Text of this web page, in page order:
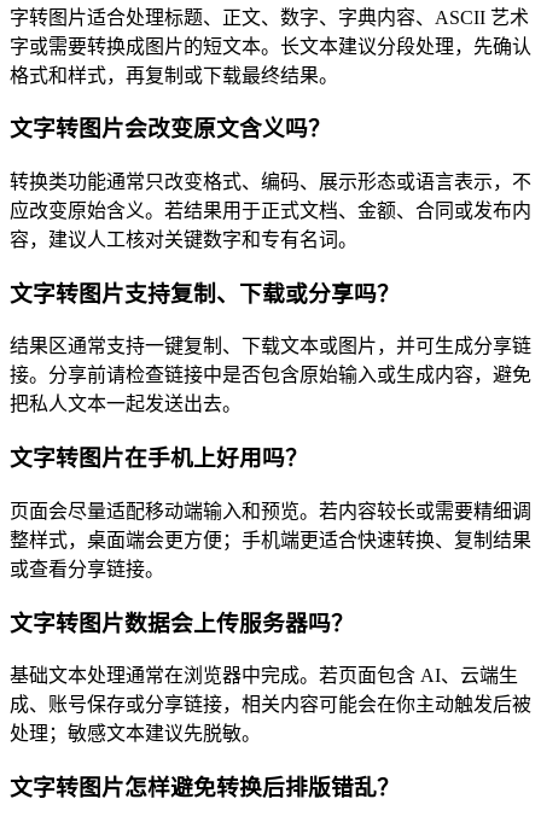
字转图片适合处理标题、正文、数字、字典内容、ASCII 艺术
字或需要转换成图片的短文本。长文本建议分段处理，先确认
格式和样式，再复制或下载最终结果。
文字转图片会改变原文含义吗？
转换类功能通常只改变格式、编码、展示形态或语言表示，不
应改变原始含义。若结果用于正式文档、金额、合同或发布内
容，建议人工核对关键数字和专有名词。
文字转图片支持复制、下载或分享吗？
结果区通常支持一键复制、下载文本或图片，并可生成分享链
接。分享前请检查链接中是否包含原始输入或生成内容，避免
把私人文本一起发送出去。
文字转图片在手机上好用吗？
页面会尽量适配移动端输入和预览。若内容较长或需要精细调
整样式，桌面端会更方便；手机端更适合快速转换、复制结果
或查看分享链接。
文字转图片数据会上传服务器吗？
基础文本处理通常在浏览器中完成。若页面包含 AI、云端生
成、账号保存或分享链接，相关内容可能会在你主动触发后被
处理；敏感文本建议先脱敏。
文字转图片怎样避免转换后排版错乱？